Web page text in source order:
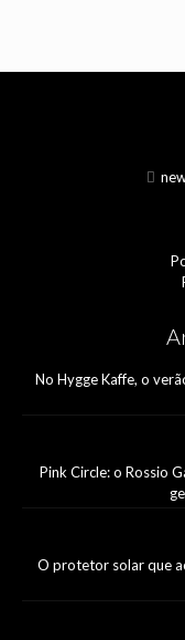
No Hygge Kaffe, o
Pink Circle: o Rossio
O protetor solar que